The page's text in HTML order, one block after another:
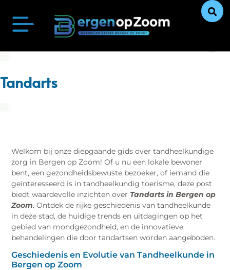
Tandarts
Welkom bij onze diepgaande gids over tandheelkundige
zorg in Bergen op Zoom! Of u nu een lokale bewoner
bent, een gezondheidsbewuste bezoeker, of iemand die
geïnteresseerd is in tandheelkundig toerisme, deze post
biedt waardevolle inzichten over Tandarts in Bergen op
Zoom. Ontdek de rijke geschiedenis van tandheelkunde
in deze stad, de huidige trends en uitdagingen op het
gebied van mondgezondheid, en de innovatieve
behandelingen die door tandartsen worden aangeboden.
Geschiedenis en Evolutie van Tandheelkunde in
Bergen op Zoom